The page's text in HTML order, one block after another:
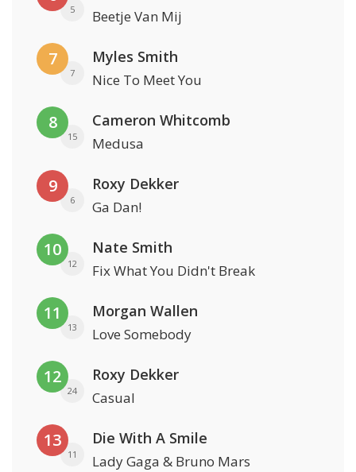
5 Beetje Van Mij
7
7
Myles Smith
Nice To Meet You
8
15
Cameron Whitcomb
Medusa
9
6
Roxy Dekker
Ga Dan!
10
12
Nate Smith
Fix What You Didn't Break
11
13
Morgan Wallen
Love Somebody
12
24
Roxy Dekker
Casual
13
11
Die With A Smile
Lady Gaga & Bruno Mars